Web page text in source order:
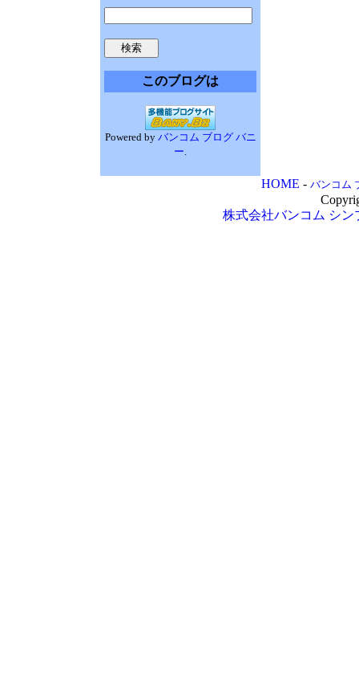
このブログは
Powered by バンコム ブログ バニ
ー.
HOME - バンコム
株式会社バンコム シン